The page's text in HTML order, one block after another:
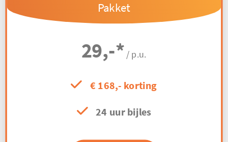
Pakket
29,-* / p.u.
€ 168,- korting
24 uur bijles